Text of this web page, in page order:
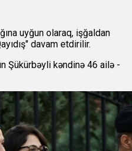
uyğun olaraq, işğaldan
davam etdirilir.
Şükürbəyli kəndinə 46 ailə -